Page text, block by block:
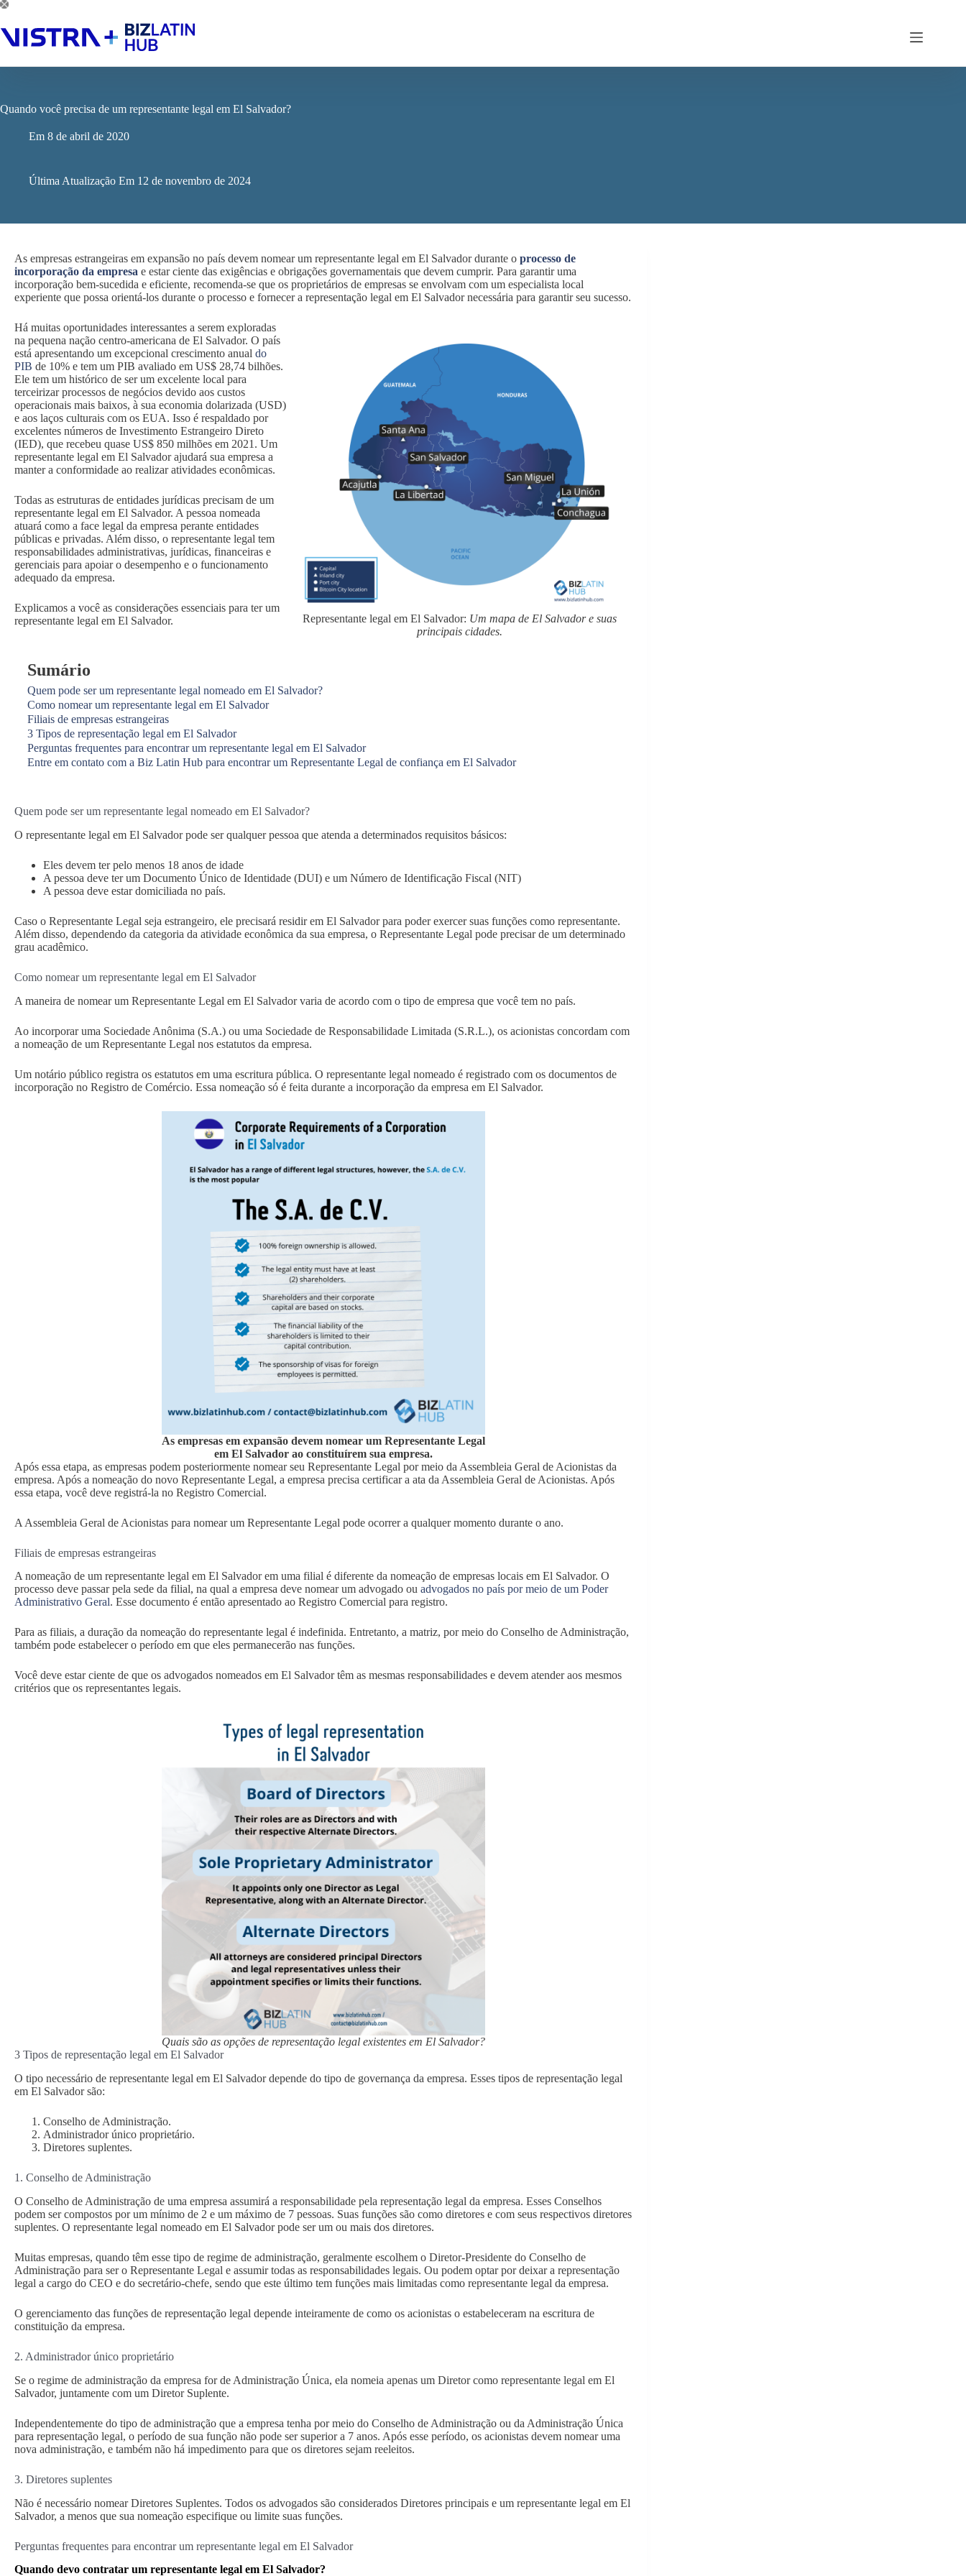
Pular
o
conteúdo
Quando você precisa de um representante legal em El Salvador?
Em 8 de abril de 2020
Última Atualização Em 12 de novembro de 2024
As empresas estrangeiras em expansão no país devem nomear um representante legal em El Salvador durante o processo de
incorporação da empresa e estar ciente das exigências e obrigações governamentais que devem cumprir. Para garantir uma
incorporação bem-sucedida e eficiente, recomenda-se que os proprietários de empresas se envolvam com um especialista local
experiente que possa orientá-los durante o processo e fornecer a representação legal em El Salvador necessária para garantir seu sucesso.
Representante legal em El Salvador: Um mapa de El Salvador e suas
principais cidades.
Há muitas oportunidades interessantes a serem exploradas
na pequena nação centro-americana de El Salvador. O país
está apresentando um excepcional crescimento anual do
PIB de 10% e tem um PIB avaliado em US$ 28,74 bilhões.
Ele tem um histórico de ser um excelente local para
terceirizar processos de negócios devido aos custos
operacionais mais baixos, à sua economia dolarizada (USD)
e aos laços culturais com os EUA. Isso é respaldado por
excelentes números de Investimento Estrangeiro Direto
(IED), que recebeu quase US$ 850 milhões em 2021. Um
representante legal em El Salvador ajudará sua empresa a
manter a conformidade ao realizar atividades econômicas.
Todas as estruturas de entidades jurídicas precisam de um
representante legal em El Salvador. A pessoa nomeada
atuará como a face legal da empresa perante entidades
públicas e privadas. Além disso, o representante legal tem
responsabilidades administrativas, jurídicas, financeiras e
gerenciais para apoiar o desempenho e o funcionamento
adequado da empresa.
Explicamos a você as considerações essenciais para ter um
representante legal em El Salvador.
Sumário
Quem pode ser um representante legal nomeado em El Salvador?
Como nomear um representante legal em El Salvador
Filiais de empresas estrangeiras
3 Tipos de representação legal em El Salvador
Perguntas frequentes para encontrar um representante legal em El Salvador
Entre em contato com a Biz Latin Hub para encontrar um Representante Legal de confiança em El Salvador
Quem pode ser um representante legal nomeado em El Salvador?
O representante legal em El Salvador pode ser qualquer pessoa que atenda a determinados requisitos básicos:
Eles devem ter pelo menos 18 anos de idade
A pessoa deve ter um Documento Único de Identidade (DUI) e um Número de Identificação Fiscal (NIT)
A pessoa deve estar domiciliada no país.
Caso o Representante Legal seja estrangeiro, ele precisará residir em El Salvador para poder exercer suas funções como representante.
Além disso, dependendo da categoria da atividade econômica da sua empresa, o Representante Legal pode precisar de um determinado
grau acadêmico.
Como nomear um representante legal em El Salvador
A maneira de nomear um Representante Legal em El Salvador varia de acordo com o tipo de empresa que você tem no país.
Ao incorporar uma Sociedade Anônima (S.A.) ou uma Sociedade de Responsabilidade Limitada (S.R.L.), os acionistas concordam com
a nomeação de um Representante Legal nos estatutos da empresa.
Um notário público registra os estatutos em uma escritura pública. O representante legal nomeado é registrado com os documentos de
incorporação no Registro de Comércio. Essa nomeação só é feita durante a incorporação da empresa em El Salvador.
As empresas em expansão devem nomear um Representante Legal
em El Salvador ao constituírem sua empresa.
Após essa etapa, as empresas podem posteriormente nomear seu Representante Legal por meio da Assembleia Geral de Acionistas da
empresa. Após a nomeação do novo Representante Legal, a empresa precisa certificar a ata da Assembleia Geral de Acionistas. Após
essa etapa, você deve registrá-la no Registro Comercial.
A Assembleia Geral de Acionistas para nomear um Representante Legal pode ocorrer a qualquer momento durante o ano.
Filiais de empresas estrangeiras
A nomeação de um representante legal em El Salvador em uma filial é diferente da nomeação de empresas locais em El Salvador. O
processo deve passar pela sede da filial, na qual a empresa deve nomear um advogado ou advogados no país por meio de um Poder
Administrativo Geral. Esse documento é então apresentado ao Registro Comercial para registro.
Para as filiais, a duração da nomeação do representante legal é indefinida. Entretanto, a matriz, por meio do Conselho de Administração,
também pode estabelecer o período em que eles permanecerão nas funções.
Você deve estar ciente de que os advogados nomeados em El Salvador têm as mesmas responsabilidades e devem atender aos mesmos
critérios que os representantes legais.
Quais são as opções de representação legal existentes em El Salvador?
3 Tipos de representação legal em El Salvador
O tipo necessário de representante legal em El Salvador depende do tipo de governança da empresa. Esses tipos de representação legal
em El Salvador são:
Conselho de Administração.
Administrador único proprietário.
Diretores suplentes.
1. Conselho de Administração
O Conselho de Administração de uma empresa assumirá a responsabilidade pela representação legal da empresa. Esses Conselhos
podem ser compostos por um mínimo de 2 e um máximo de 7 pessoas. Suas funções são como diretores e com seus respectivos diretores
suplentes. O representante legal nomeado em El Salvador pode ser um ou mais dos diretores.
Muitas empresas, quando têm esse tipo de regime de administração, geralmente escolhem o Diretor-Presidente do Conselho de
Administração para ser o Representante Legal e assumir todas as responsabilidades legais. Ou podem optar por deixar a representação
legal a cargo do CEO e do secretário-chefe, sendo que este último tem funções mais limitadas como representante legal da empresa.
O gerenciamento das funções de representação legal depende inteiramente de como os acionistas o estabeleceram na escritura de
constituição da empresa.
2. Administrador único proprietário
Se o regime de administração da empresa for de Administração Única, ela nomeia apenas um Diretor como representante legal em El
Salvador, juntamente com um Diretor Suplente.
Independentemente do tipo de administração que a empresa tenha por meio do Conselho de Administração ou da Administração Única
para representação legal, o período de sua função não pode ser superior a 7 anos. Após esse período, os acionistas devem nomear uma
nova administração, e também não há impedimento para que os diretores sejam reeleitos.
3. Diretores suplentes
Não é necessário nomear Diretores Suplentes. Todos os advogados são considerados Diretores principais e um representante legal em El
Salvador, a menos que sua nomeação especifique ou limite suas funções.
Perguntas frequentes para encontrar um representante legal em El Salvador
Quando devo contratar um representante legal em El Salvador?